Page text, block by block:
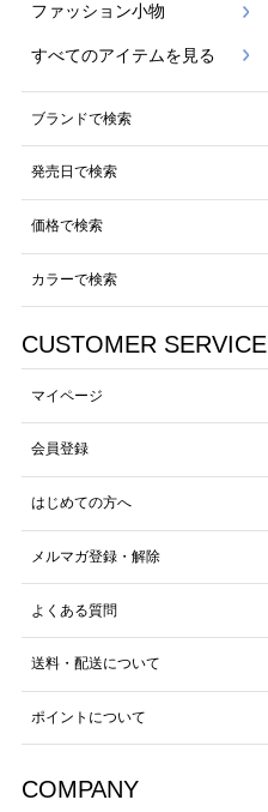
ファッション小物
すべてのアイテムを見る
ブランドで検索
発売日で検索
価格で検索
カラーで検索
CUSTOMER SERVICE
マイページ
会員登録
はじめての方へ
メルマガ登録・解除
よくある質問
送料・配送について
ポイントについて
COMPANY